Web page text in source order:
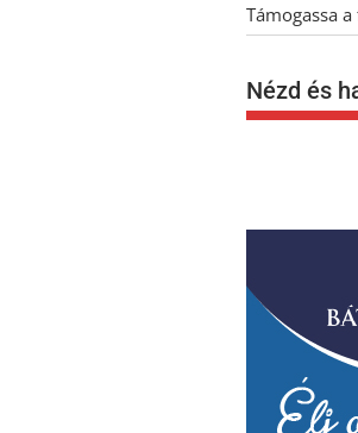
Támogassa
Nézd és